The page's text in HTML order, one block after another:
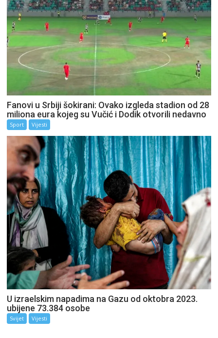
Fanovi u Srbiji šokirani: Ovako izgleda stadion od 28
miliona eura kojeg su Vučić i Dodik otvorili nedavno
Sport Vijesti
U izraelskim napadima na Gazu od oktobra 2023.
ubijene 73.384 osobe
Svijet Vijesti